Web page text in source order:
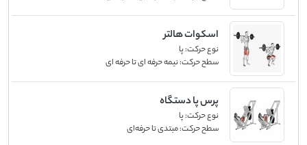
اسکوات هالتر
نوع حرکت:پا
سطح حرکت:نیمه حرفه ای تا حرفه ای
پرس پا دستگاه
نوع حرکت:پا
سطح حرکت:مبتدی تا حرفه‌ای